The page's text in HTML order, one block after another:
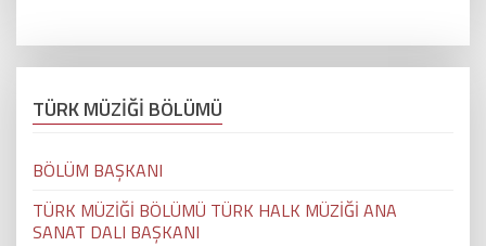
TÜRK MÜZİĞİ BÖLÜMÜ
BÖLÜM BAŞKANI
TÜRK MÜZİĞİ BÖLÜMÜ TÜRK HALK MÜZİĞİ ANA
SANAT DALI BAŞKANI